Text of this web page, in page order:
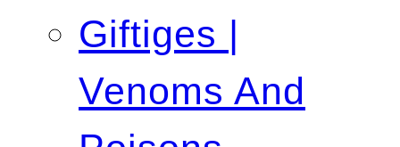
Giftiges |
Venoms And